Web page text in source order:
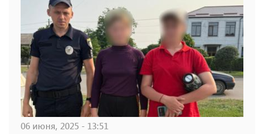
06 июня, 2025 - 13:51